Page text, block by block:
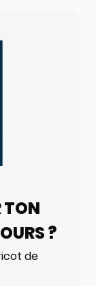
TON
?
de